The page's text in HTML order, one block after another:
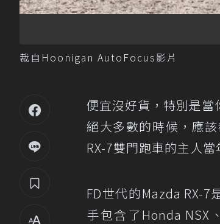
裁自Hoonigan AutoFocus影片
便宜沒好貨，特別是
絕大多數的時候，應
RX-7雙門跑車的主人
FD世代的Mazda RX-
手包含了Honda NSX